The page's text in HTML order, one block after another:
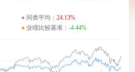
同类平均： 24.13%
业绩比较基准： -4.44%